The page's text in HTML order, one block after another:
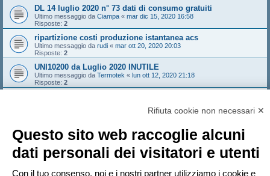
DL 14 luglio 2020 n° 73 dati di consumo gratuiti
Ultimo messaggio da Ciampa « mar dic 15, 2020 16:58
Risposte: 2
ripartizione costi produzione istantanea acs
Ultimo messaggio da rudi « mar ott 20, 2020 20:03
Risposte: 2
UNI10200 da Luglio 2020 INUTILE
Ultimo messaggio da Termotek « lun ott 12, 2020 21:18
Risposte: 2
Nuovo argomento
Pagina di
1 2 3 4 5 10 Prossimo
Vai a
Rifiuta cookie non necessari ✕
Questo sito web raccoglie alcuni
dati personali dei visitatori e utenti
Con il tuo consenso, noi e i nostri partner utilizziamo i cookie e